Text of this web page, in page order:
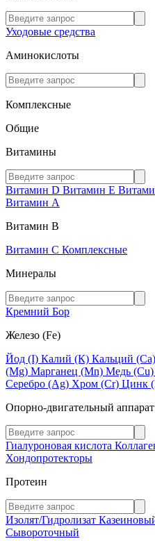
Уходовые средства
Аминокислоты
Комплексные
Общие
Витамины
Витамин D Витамин E
Витамин А
Витамин В
Витамин C Комплексные
Минералы
Кремний Бор
Железо (Fe)
Йод (I) Калий (К) Кальций (Са)
(Mg) Марганец (Mn) Медь (Сu)
Серебро (Ag) Хром (Cr) Цинк
Опорно-двигательный аппарат
Гиалуроновая кислота
Хондопротекторы
Протеин
Изолят/Гидролизат
Сывороточный